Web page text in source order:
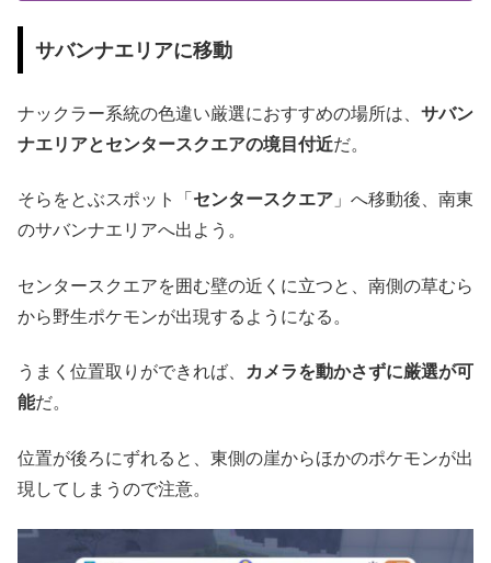
サバンナエリアに移動
ナックラー系統の色違い厳選におすすめの場所は、 サバン
ナエリアとセンタースクエアの境目付近だ。
そらをとぶスポット「 センタースクエア 」へ移動後、南東
のサバンナエリアへ出よう。
センタースクエアを囲む壁の近くに立つと、南側の草むら
から野生ポケモンが出現するようになる。
うまく位置取りができれば、
カメラを動かさずに厳選が可
能だ。
位置が後ろにずれると、東側の崖からほかのポケモンが出
現してしまうので注意。